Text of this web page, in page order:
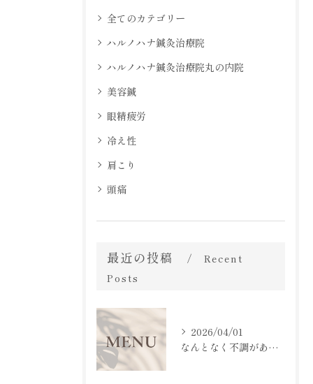
全てのカテゴリー
ハルノハナ鍼灸治療院
ハルノハナ鍼灸治療院丸の内院
美容鍼
眼精疲労
冷え性
肩こり
頭痛
最近の投稿
Recent
Posts
2026/04/01
なんとなく不調があるけど